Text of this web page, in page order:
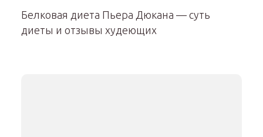
Белковая диета Пьера Дюкана — суть
диеты и отзывы худеющих